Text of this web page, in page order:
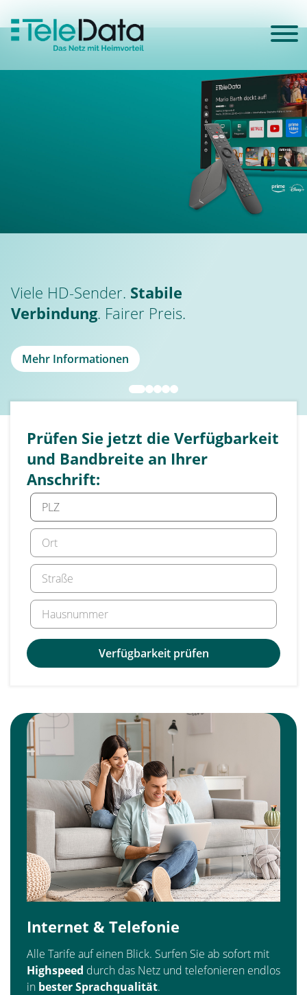
Viele HD-Sender. Stabile
Verbindung. Fairer Preis.
Mehr Informationen
Prüfen Sie jetzt die Verfügbarkeit
und Bandbreite an Ihrer
Anschrift:
Verfügbarkeit prüfen
Internet & Telefonie
Alle Tarife auf einen Blick. Surfen Sie ab sofort mit
Highspeed durch das Netz und telefonieren endlos
in bester Sprachqualität.